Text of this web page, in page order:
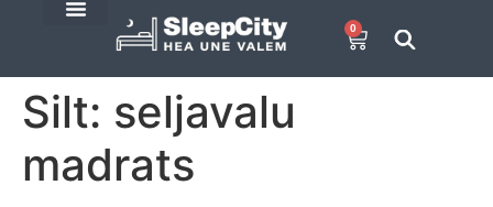
0
Silt: seljavalu
madrats